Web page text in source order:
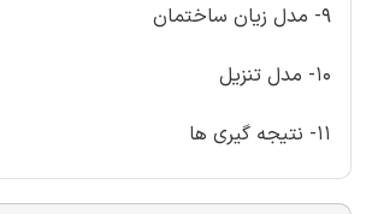
9- مدل زیان ساختمان
10- مدل تنزیل
11- نتیجه گیری ها